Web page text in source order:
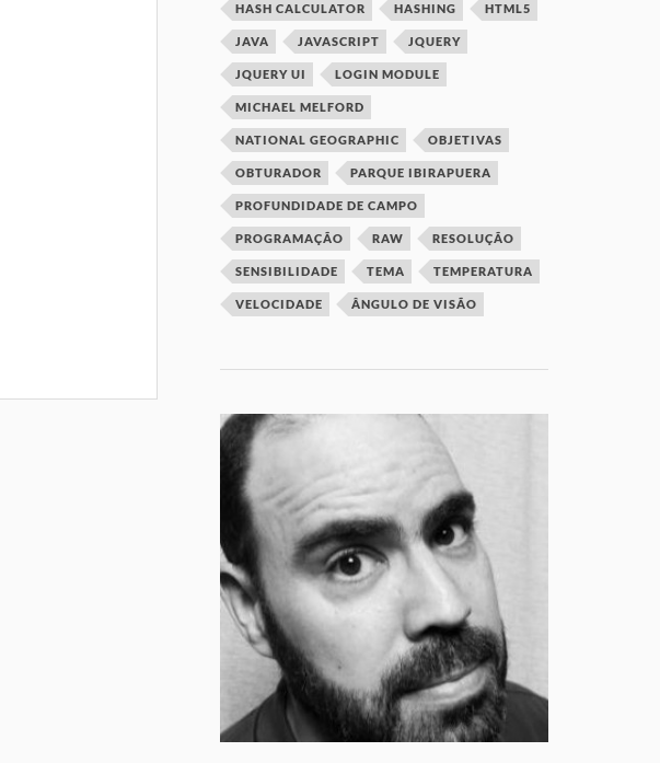
HASH CALCULATOR HASHING HTML5
JAVA JAVASCRIPT JQUERY
JQUERY UI LOGIN MODULE
MICHAEL MELFORD
NATIONAL GEOGRAPHIC OBJETIVAS
OBTURADOR PARQUE IBIRAPUERA
PROFUNDIDADE DE CAMPO
PROGRAMAÇÃO RAW RESOLUÇÃO
SENSIBILIDADE TEMA TEMPERATURA
VELOCIDADE ÂNGULO DE VISÃO